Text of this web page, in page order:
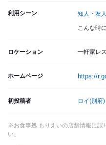
利用シーン 知人・友
こんな時
ロケーション 一軒家レ
ホームページ https://
初投稿者 ロイ(別府)
※お食事処 もりえいの店舗情報に誤
い。